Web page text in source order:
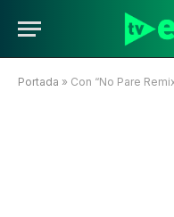
Portada » Con “No Pare Remix”, Natti